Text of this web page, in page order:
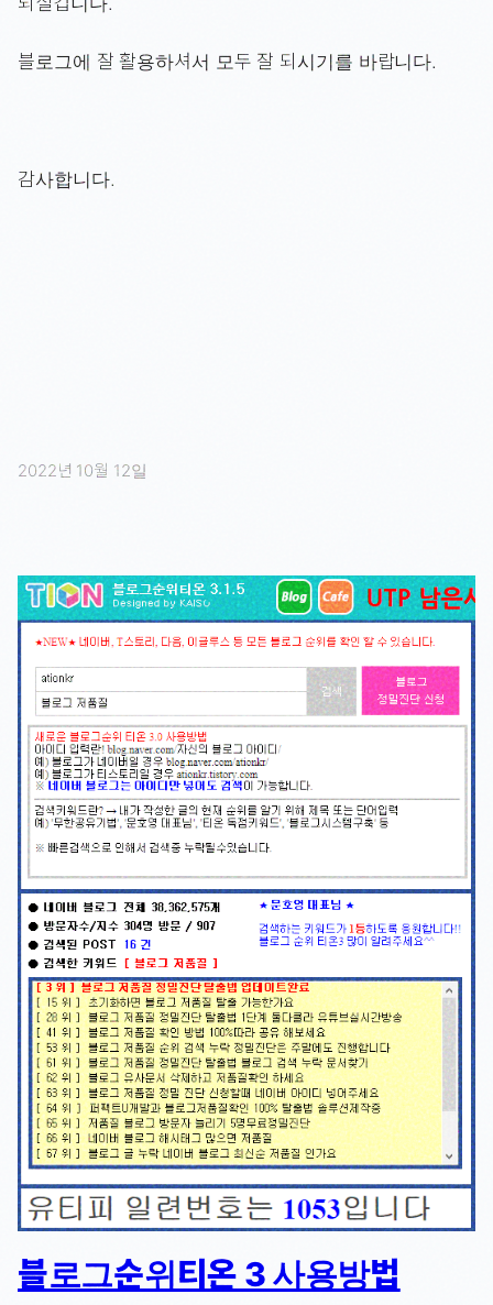
블로그에 잘 활용하셔서 모두 잘 되시기를 바랍니다.
감사합니다.
2022년 10월 12일
블로그순위티온 3 사용방법